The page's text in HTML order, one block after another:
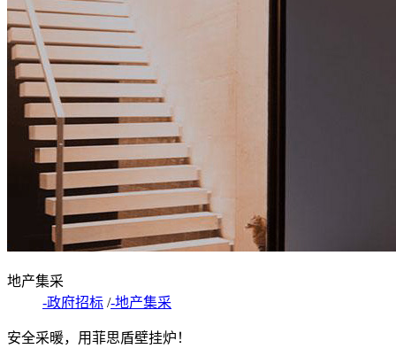
地产集采
-政府招标 /-地产集采
安全采暖，用菲思盾壁挂炉！